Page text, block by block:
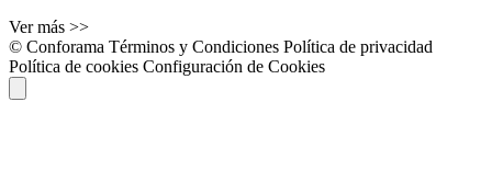
Ver más >>
© Conforama Términos y Condiciones Política de privacidad
Política de cookies Configuración de Cookies